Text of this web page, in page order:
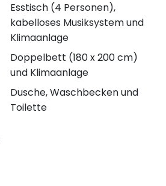
Esstisch (4 Personen),
kabelloses Musiksystem und
Klimaanlage
Doppelbett (180 x 200 cm)
und Klimaanlage
Dusche, Waschbecken und
Toilette